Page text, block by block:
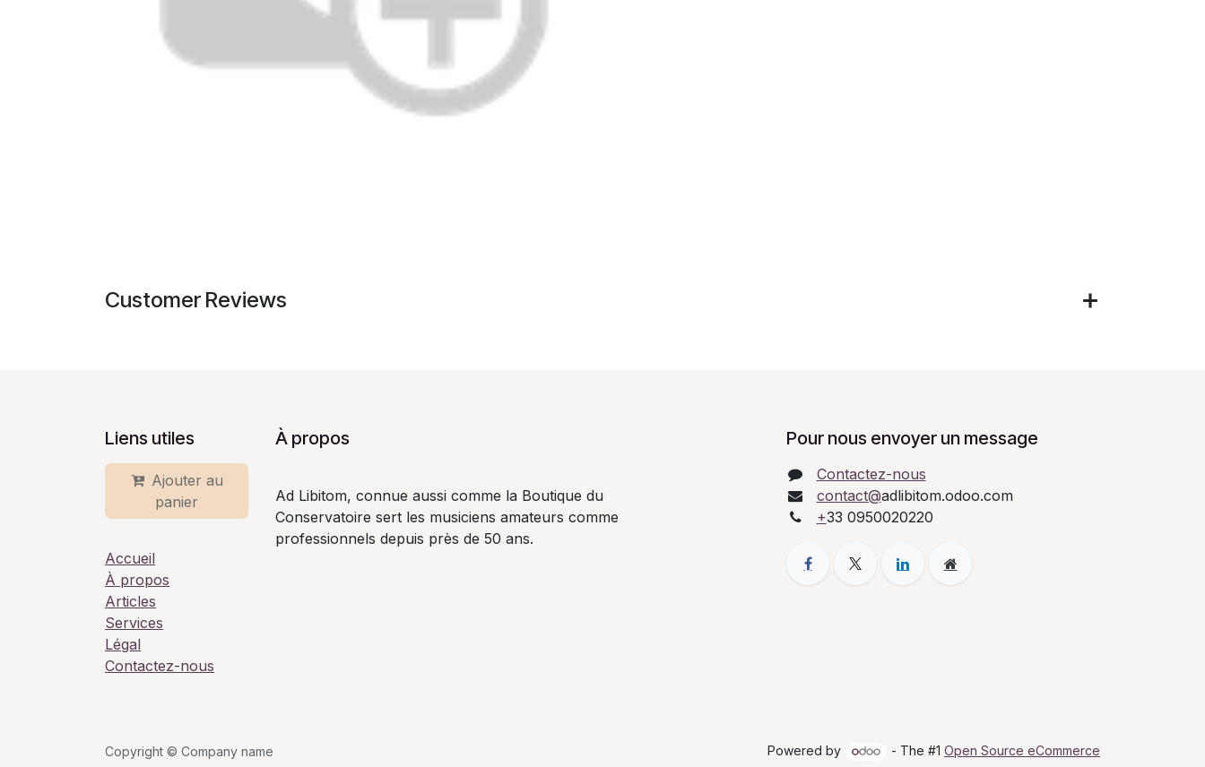
Customer Reviews
Liens utiles
Ajouter au
panier
Accueil
À propos
Articles
Services
Légal
Contactez-nous
À propos
Ad Libitom, connue aussi comme la Boutique du
Conservatoire sert les musiciens amateurs comme
professionnels depuis près de 50 ans.
Pour nous envoyer un message
Contactez-nous
contact@adlibitom.odoo.com
+33 0950020220
Copyright © Company name Powered by - The #1 Open Source eCommerce